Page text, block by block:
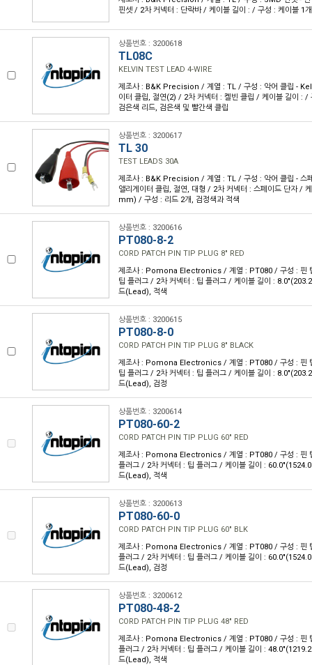
핀셋 / 2차 커넥터 : 단락바 / 케이블 길이 : / 구성 : 케이블 1
상품번호 : 3200618
TL08C
KELVIN TEST LEAD 4-WIRE
제조사 : B&K Precision / 계열 : TL / 구성 : 악어 클립 -
이터 클립, 절연(2) / 2차 커넥터 : 켈빈 클립 / 케이블 길이 : /
검은색 리드, 검은색 및 빨간색 클립
상품번호 : 3200617
TL 30
TEST LEADS 30A
제조사 : B&K Precision / 계열 : TL / 구성 : 악어 클립 - 스
앨리게이터 클립, 절연, 대형 / 2차 커넥터 : 스페이드 단자 /
mm) / 구성 : 리드 2개, 검정색과 적색
상품번호 : 3200616
PT080-8-2
CORD PATCH PIN TIP PLUG 8" RED
제조사 : Pomona Electronics / 계열 : PT080 / 구성 : 핀
팁 플러그 / 2차 커넥터 : 팁 플러그 / 케이블 길이 :
드(Lead), 적색
상품번호 : 3200615
PT080-8-0
CORD PATCH PIN TIP PLUG 8" BLACK
제조사 : Pomona Electronics / 계열 : PT080 / 구성 : 핀
팁 플러그 / 2차 커넥터 : 팁 플러그 / 케이블 길이 :
드(Lead), 검정
상품번호 : 3200614
PT080-60-2
CORD PATCH PIN TIP PLUG 60" RED
제조사 : Pomona Electronics / 계열 : PT080 / 구성 : 핀
플러그 / 2차 커넥터 : 팁 플러그 / 케이블 길이 :
드(Lead), 적색
상품번호 : 3200613
PT080-60-0
CORD PATCH PIN TIP PLUG 60" BLK
제조사 : Pomona Electronics / 계열 : PT080 / 구성 : 핀
플러그 / 2차 커넥터 : 팁 플러그 / 케이블 길이 :
드(Lead), 검정
상품번호 : 3200612
PT080-48-2
CORD PATCH PIN TIP PLUG 48" RED
제조사 : Pomona Electronics / 계열 : PT080 / 구성 : 핀
플러그 / 2차 커넥터 : 팁 플러그 / 케이블 길이 :
드(Lead), 적색